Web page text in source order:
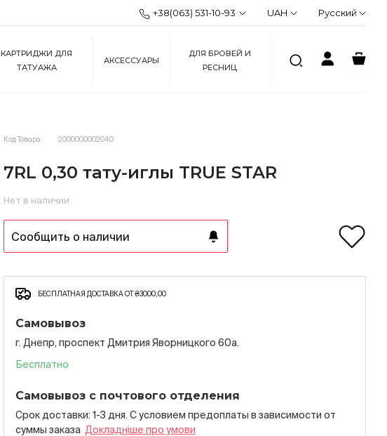
+38(063) 531-10-93 UAH Русский
КАРТРИДЖИ ДЛЯ
ТАТУАЖА
АКСЕССУАРЫ
ДЛЯ БРОВЕЙ И
РЕСНИЦ
Код Товара: 2000000002040
7RL 0,30 тату-иглы TRUE STAR
Нет в наличии
Сообщить о наличии
БЕСПЛАТНАЯ ДОСТАВКА ОТ ₴3000,00
Самовывоз
г. Днепр, проспект Дмитрия Яворницкого 60а.
Бесплатно
Самовывоз с почтового отделения
Срок доставки: 1-3 дня. С условием предоплаты в зависимости от
суммы заказа Докладнiше про умови